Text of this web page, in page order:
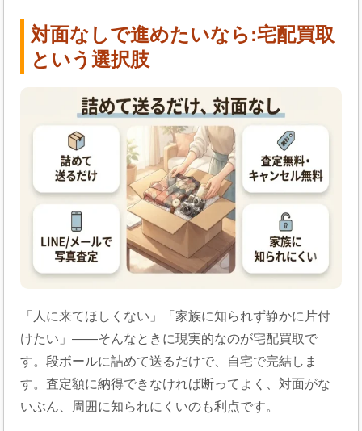
対面なしで進めたいなら:宅配買取
という選択肢
「人に来てほしくない」「家族に知られず静かに片付
けたい」——そんなときに現実的なのが宅配買取で
す。段ボールに詰めて送るだけで、自宅で完結しま
す。査定額に納得できなければ断ってよく、対面がな
いぶん、周囲に知られにくいのも利点です。